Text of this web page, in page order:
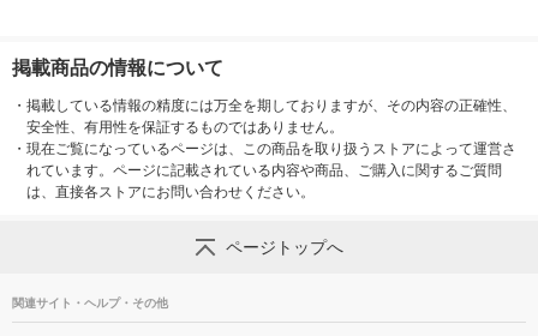
掲載商品の情報について
・ 掲載している情報の精度には万全を期しておりますが、その内容の正確性、
安全性、有用性を保証するものではありません。
・ 現在ご覧になっているページは、この商品を取り扱うストアによって運営さ
れています。ページに記載されている内容や商品、ご購入に関するご質問
は、直接各ストアにお問い合わせください。
ページトップへ
関連サイト・ヘルプ・その他